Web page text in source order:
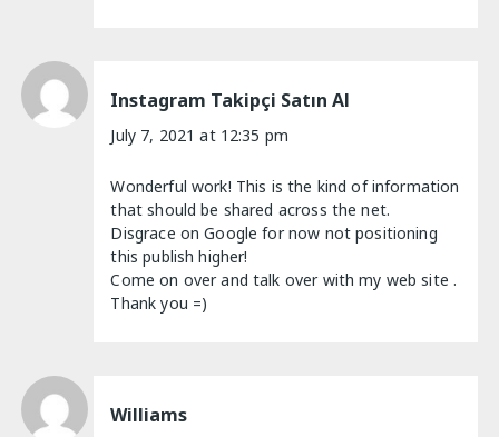
Instagram Takipçi Satın Al
July 7, 2021 at 12:35 pm
Wonderful work! This is the kind of information
that should be shared across the net.
Disgrace on Google for now not positioning
this publish higher!
Come on over and talk over with my web site .
Thank you =)
Williams